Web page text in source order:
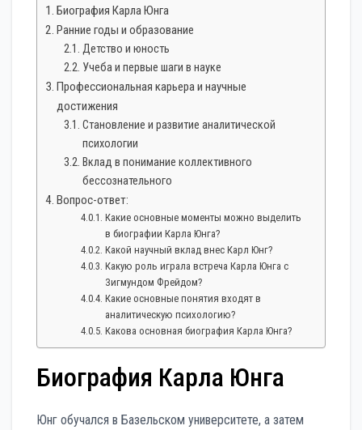
Биография Карла Юнга
Ранние годы и образование
Детство и юность
Учеба и первые шаги в науке
Профессиональная карьера и научные
достижения
Становление и развитие аналитической
психологии
Вклад в понимание коллективного
бессознательного
Вопрос-ответ:
Какие основные моменты можно выделить
в биографии Карла Юнга?
Какой научный вклад внес Карл Юнг?
Какую роль играла встреча Карла Юнга с
Зигмундом Фрейдом?
Какие основные понятия входят в
аналитическую психологию?
Какова основная биография Карла Юнга?
Биография Карла Юнга
Юнг обучался в Базельском университете, а затем